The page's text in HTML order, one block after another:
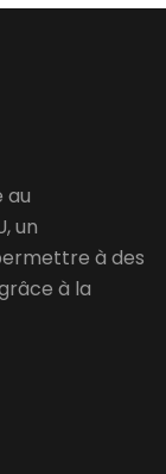
au
un
à des
à la